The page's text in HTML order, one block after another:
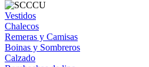
Vestidos
Chalecos
Remeras y Camisas
Boinas y Sombreros
Calzado